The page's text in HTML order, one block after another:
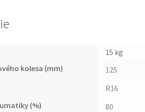
15 kg
kolesa (mm)
125
R16
(%)
80